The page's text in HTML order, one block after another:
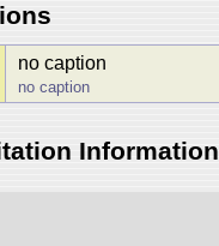
no caption
no caption
Information